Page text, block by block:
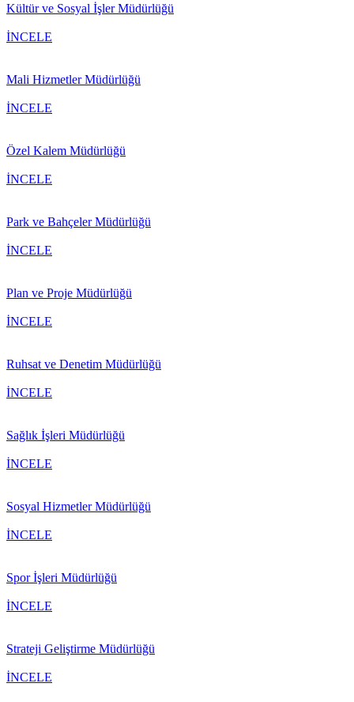
Kültür ve Sosyal İşler Müdürlüğü
İNCELE
Mali Hizmetler Müdürlüğü
İNCELE
Özel Kalem Müdürlüğü
İNCELE
Park ve Bahçeler Müdürlüğü
İNCELE
Plan ve Proje Müdürlüğü
İNCELE
Ruhsat ve Denetim Müdürlüğü
İNCELE
Sağlık İşleri Müdürlüğü
İNCELE
Sosyal Hizmetler Müdürlüğü
İNCELE
Spor İşleri Müdürlüğü
İNCELE
Strateji Geliştirme Müdürlüğü
İNCELE